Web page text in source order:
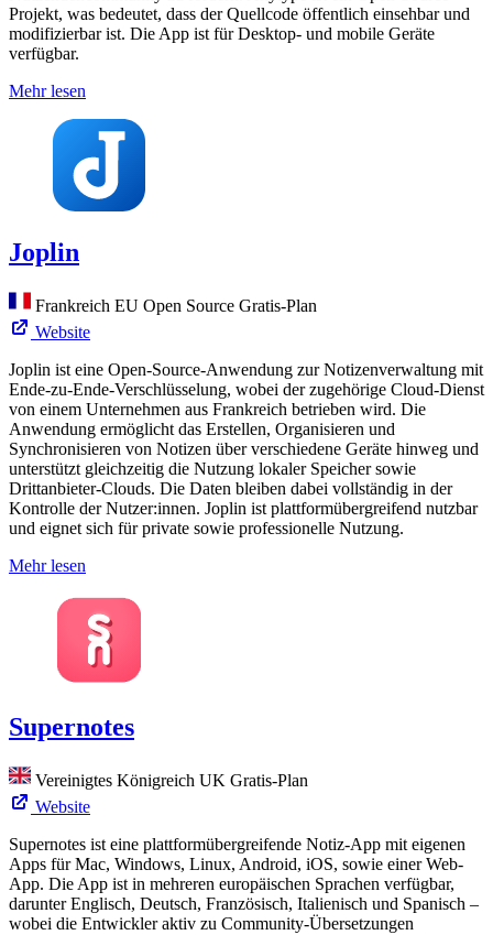
Projekt, was bedeutet, dass der Quellcode öffentlich einsehbar und
modifizierbar ist. Die App ist für Desktop- und mobile Geräte
verfügbar.
Mehr lesen
Joplin
Frankreich EU Open Source Gratis-Plan
Website
Joplin ist eine Open-Source-Anwendung zur Notizenverwaltung mit
Ende-zu-Ende-Verschlüsselung, wobei der zugehörige Cloud-Dienst
von einem Unternehmen aus Frankreich betrieben wird. Die
Anwendung ermöglicht das Erstellen, Organisieren und
Synchronisieren von Notizen über verschiedene Geräte hinweg und
unterstützt gleichzeitig die Nutzung lokaler Speicher sowie
Drittanbieter-Clouds. Die Daten bleiben dabei vollständig in der
Kontrolle der Nutzer:innen. Joplin ist plattformübergreifend nutzbar
und eignet sich für private sowie professionelle Nutzung.
Mehr lesen
Supernotes
Vereinigtes Königreich UK Gratis-Plan
Website
Supernotes ist eine plattformübergreifende Notiz-App mit eigenen
Apps für Mac, Windows, Linux, Android, iOS, sowie einer Web-
App. Die App ist in mehreren europäischen Sprachen verfügbar,
darunter Englisch, Deutsch, Französisch, Italienisch und Spanisch –
wobei die Entwickler aktiv zu Community-Übersetzungen